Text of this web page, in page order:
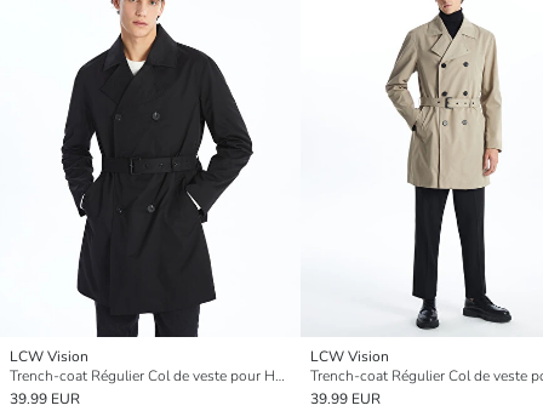
LCW Vision
Trench-coat Régulier Col de veste pour Hommes
39.99 EUR
LCW Vision
39.99 EUR